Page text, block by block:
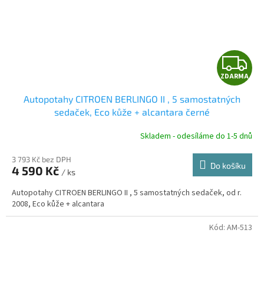
Z
D
R
ZDARMA
Autopotahy CITROEN BERLINGO II , 5 samostatných
sedaček, Eco kůže + alcantara černé
Skladem - odesíláme do 1-5 dnů
3 793 Kč bez DPH
4 590 Kč / ks
Do košíku
Autopotahy CITROEN BERLINGO II , 5 samostatných sedaček, od r.
2008, Eco kůže + alcantara
Kód: AM-513